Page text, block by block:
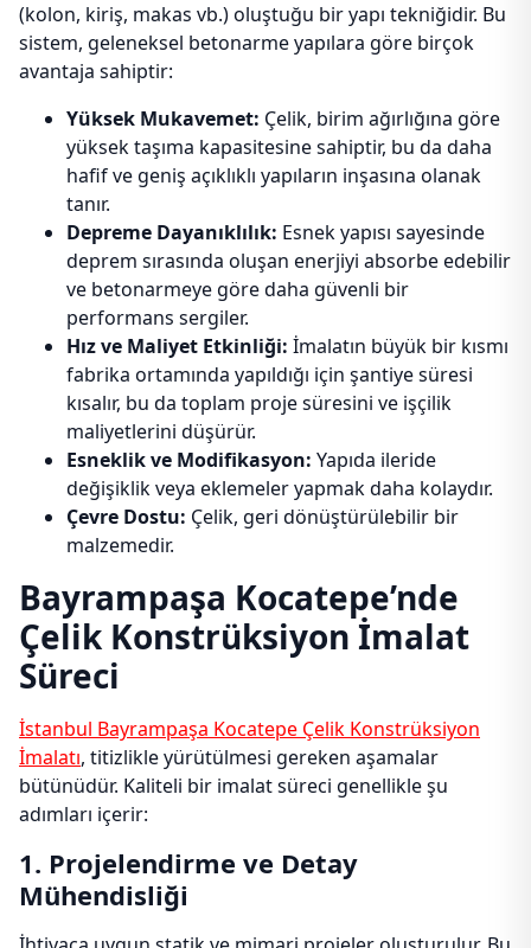
(kolon, kiriş, makas vb.) oluştuğu bir yapı tekniğidir. Bu
sistem, geleneksel betonarme yapılara göre birçok
avantaja sahiptir:
Yüksek Mukavemet: Çelik, birim ağırlığına göre
yüksek taşıma kapasitesine sahiptir, bu da daha
hafif ve geniş açıklıklı yapıların inşasına olanak
tanır.
Depreme Dayanıklılık: Esnek yapısı sayesinde
deprem sırasında oluşan enerjiyi absorbe edebilir
ve betonarmeye göre daha güvenli bir
performans sergiler.
Hız ve Maliyet Etkinliği: İmalatın büyük bir kısmı
fabrika ortamında yapıldığı için şantiye süresi
kısalır, bu da toplam proje süresini ve işçilik
maliyetlerini düşürür.
Esneklik ve Modifikasyon: Yapıda ileride
değişiklik veya eklemeler yapmak daha kolaydır.
Çevre Dostu: Çelik, geri dönüştürülebilir bir
malzemedir.
Bayrampaşa Kocatepe’nde
Çelik Konstrüksiyon İmalat
Süreci
İstanbul Bayrampaşa Kocatepe Çelik Konstrüksiyon
İmalatı, titizlikle yürütülmesi gereken aşamalar
bütünüdür. Kaliteli bir imalat süreci genellikle şu
adımları içerir:
1. Projelendirme ve Detay
Mühendisliği